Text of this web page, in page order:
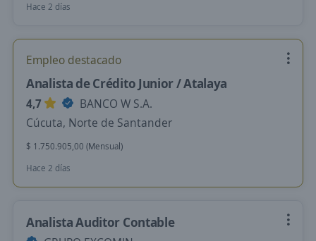
Hace 2 días
Empleo destacado
Analista de Crédito Junior / Atalaya
4,7
BANCO W S.A.
Cúcuta, Norte de Santander
$ 1.750.905,00 (Mensual)
Hace 2 días
Analista Auditor Contable